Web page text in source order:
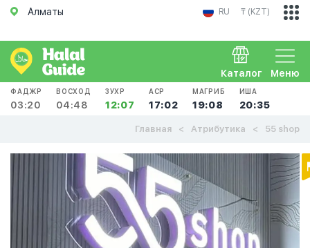
Алматы RU ₸ (KZT)
Меню
Каталог
ФАДЖР
03:20
ВОСХОД
04:48
ЗУХР
12:07
АСР
17:02
МАГРИБ
19:08
ИША
20:35
Главная Атрибутика 55 shop